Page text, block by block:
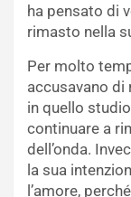
ha pensato di
rimasto nella
Per molto
accusavano di
in quello
continuare a
dell’onda.
la sua
l’amore,